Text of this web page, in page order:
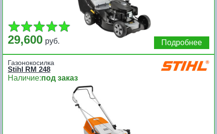
29,600 руб. Подробнее
Газонокосилка
Stihl RM 248
Наличие:под заказ